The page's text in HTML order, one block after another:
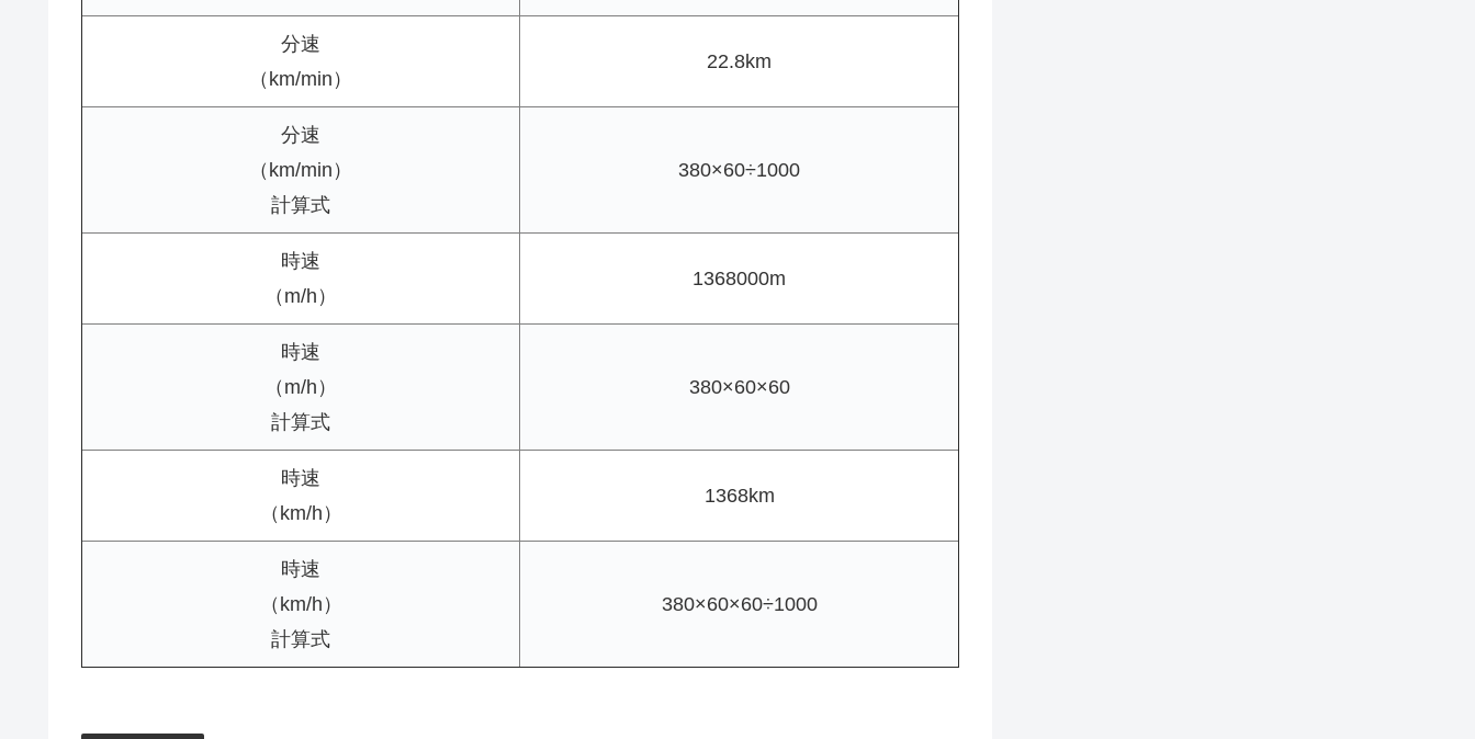
分速
（km/min）
22.8km
分速
（km/min）
計算式
380×60÷1000
時速
（m/h）
1368000m
時速
（m/h）
計算式
380×60×60
時速
（km/h）
1368km
時速
（km/h）
計算式
380×60×60÷1000